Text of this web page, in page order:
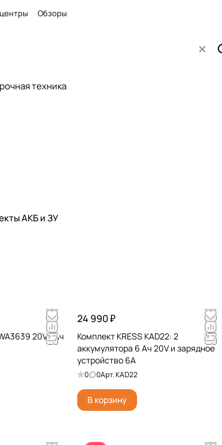
Обзоры
техника
АКБ и ЗУ
20V 2Ач
24 990 ₽
Комплект KRESS KAD22: 2
аккумулятора 6 Ач 20V и зарядное
устройство 6А
0 0Арт.KAD22
В корзину